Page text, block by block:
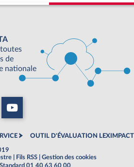
de
nationale
OUTIL D'ÉVALUATION LEXIMPACT
Fils RSS
Gestion des cookies
01 40 63 60 00